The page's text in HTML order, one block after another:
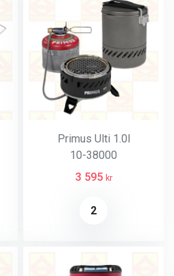
Primus Ulti 1.0l
10-38000
3 595 kr
2